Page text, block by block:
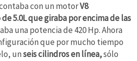
con un motorV8
5.0L que giraba por encima de las
una potencia de 420 Hp. Ahora
que por mucho tiempo
unseis cilindros en línea,sólo